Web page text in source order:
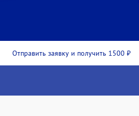
Отправить заявку и получить 1500 ₽